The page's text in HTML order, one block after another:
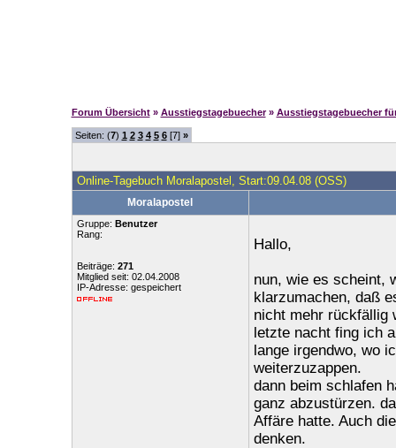
Forum Übersicht » Ausstiegstagebuecher » Ausstiegstagebuecher
Seiten: (7) 1 2 3 4 5 6[7] »
Online-Tagebuch Moralapostel, Start:09.04.08 (OSS)
Moralapostel
Gruppe: Benutzer
Rang:
Beiträge: 271
Mitglied seit: 02.04.2008
IP-Adresse: gespeichert
Hallo,
nun, wie es scheint,
klarzumachen, daß
nicht mehr rückfällig
letzte nacht fing ich
lange irgendwo, wo
weiterzuzappen.
dann beim schlafen
ganz abzustürzen.
Affäre hatte. Auch
denken.